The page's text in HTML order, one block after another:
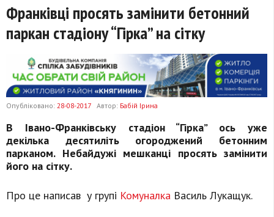
Франківці просять замінити бетонний
паркан стадіону “Гірка” на сітку
Опубліковано: 28-08-2017 Автор: Бабій Ірина
В Івано-Франківську стадіон “Гірка” ось уже
декілька десятиліть огороджений бетонним
парканом. Небайдужі мешканці просять замінити
його на сітку.
Про це написав у групі Комуналка Василь Лукащук.